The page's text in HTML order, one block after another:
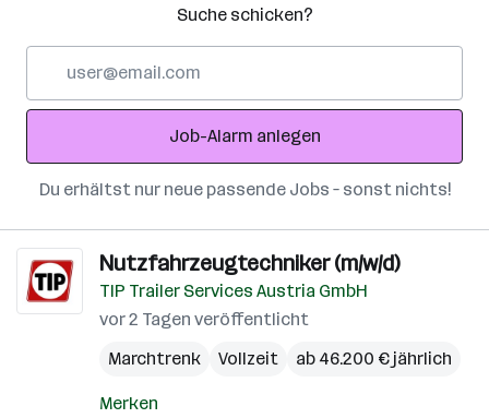
Suche schicken?
Adresse
Job-Alarm anlegen
Du erhältst nur neue passende Jobs – sonst nichts!
Nutzfahrzeugtechniker (m/w/d)
TIP Trailer Services Austria GmbH
vor 2 Tagen veröffentlicht
Marchtrenk
Vollzeit ab 46.200 € jährlich
Merken